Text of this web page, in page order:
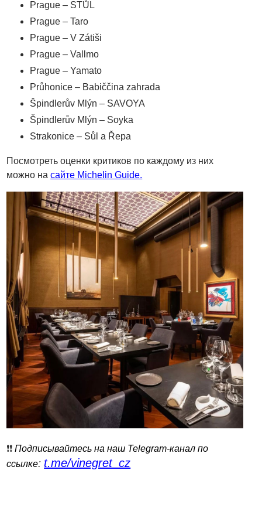
Prague – STŮL
Prague – Taro
Prague – V Zátiši
Prague – Vallmo
Prague – Yamato
Průhonice – Babiččina zahrada
Špindlerův Mlýn – SAVOYA
Špindlerův Mlýn – Soyka
Strakonice – Sůl a Řepa
Посмотреть оценки критиков по каждому из них
можно насайте Michelin Guide.
❗️❗️Подписывайтесь на наш Telegram-канал по
ссылке: t.me/vinegret_cz